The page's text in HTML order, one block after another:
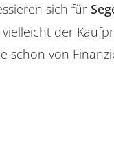
sich für
der
schon von